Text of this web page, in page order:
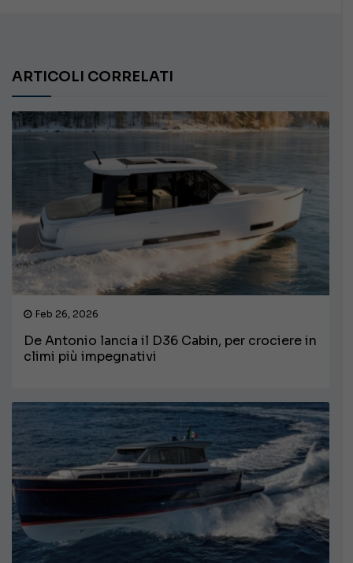
ARTICOLI CORRELATI
Feb 26, 2026
De Antonio lancia il D36 Cabin, per crociere in
climi più impegnativi